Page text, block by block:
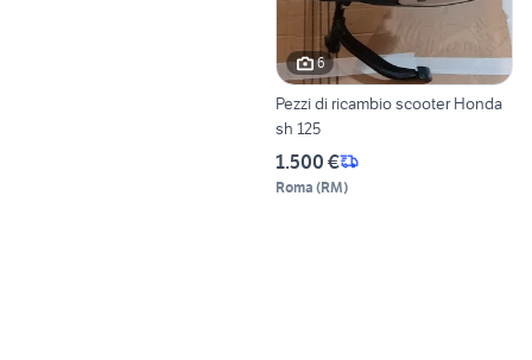
6
Pezzi di ricambio scooter Honda
sh 125
1.500 €
Roma (RM)